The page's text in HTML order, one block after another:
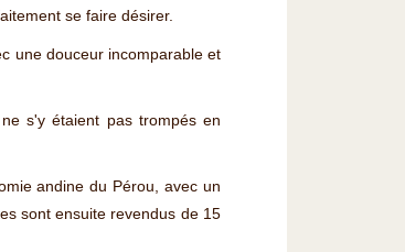
se faire désirer.
une douceur incomparable et
s'y étaient pas trompés en
andine du Pérou, avec un
sont ensuite revendus de 15